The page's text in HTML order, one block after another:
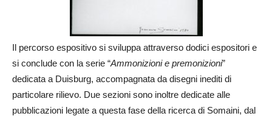
Il percorso espositivo si sviluppa attraverso dodici espositori e
si conclude con la serie “Ammonizioni e premonizioni”
dedicata a Duisburg, accompagnata da disegni inediti di
particolare rilievo. Due sezioni sono inoltre dedicate alle
pubblicazioni legate a questa fase della ricerca di Somaini, dal